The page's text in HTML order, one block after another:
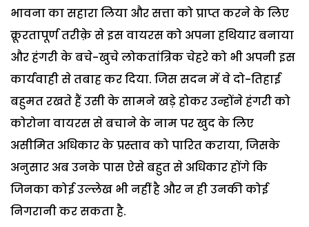
भावना का सहारा लिया और सत्ता को प्राप्त करने के लिए
क्रूरतापूर्ण तरीक़े से इस वायरस को अपना हथियार बनाया
और हंगरी के बचे-खुचे लोकतांत्रिक चेहरे को भी अपनी इस
कार्यवाही से तबाह कर दिया. जिस सदन में वे दो-तिहाई
बहुमत रखते हैं उसी के सामने खड़े होकर उन्होंने हंगरी को
कोरोना वायरस से बचाने के नाम पर खुद के लिए
असीमित अधिकार के प्रस्ताव को पारित कराया, जिसके
अनुसार अब उनके पास ऐसे बहुत से अधिकार होंगे कि
जिनका कोई उल्लेख भी नहीं है और न ही उनकी कोई
निगरानी कर सकता है.